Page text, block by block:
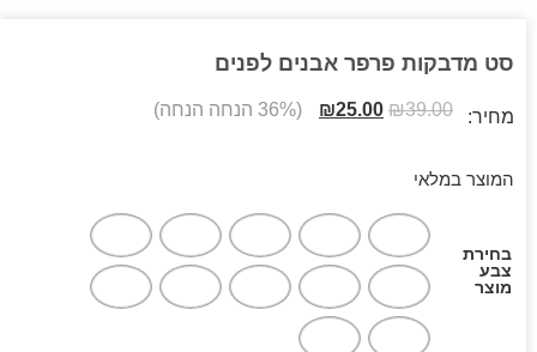
סט מדבקות פרפר אבנים לפנים
מחיר: ₪39.00
₪25.00 (36% הנחה הנחה)
המוצר במלאי
בחירת
צבע
מוצר